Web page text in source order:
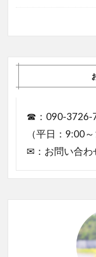
☎：090-3726-
（平日：9:00～
✉：お問い合わ